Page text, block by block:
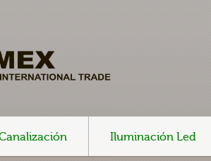
Iluminación Led